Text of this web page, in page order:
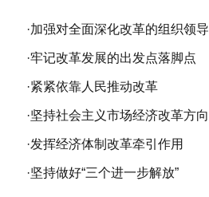
·加强对全面深化改革的组织领导
·牢记改革发展的出发点落脚点
·紧紧依靠人民推动改革
·坚持社会主义市场经济改革方向
·发挥经济体制改革牵引作用
·坚持做好“三个进一步解放”